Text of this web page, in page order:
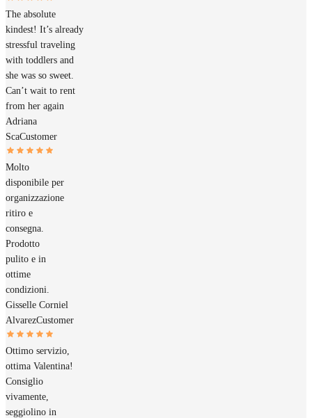
The absolute
kindest! It’s already
stressful traveling
with toddlers and
she was so sweet.
Can’t wait to rent
from her again
Adriana
ScaCustomer
Molto
disponibile per
organizzazione
ritiro e
consegna.
Prodotto
pulito e in
ottime
condizioni.
Gisselle Corniel
AlvarezCustomer
Ottimo servizio,
ottima Valentina!
Consiglio
vivamente,
seggiolino in